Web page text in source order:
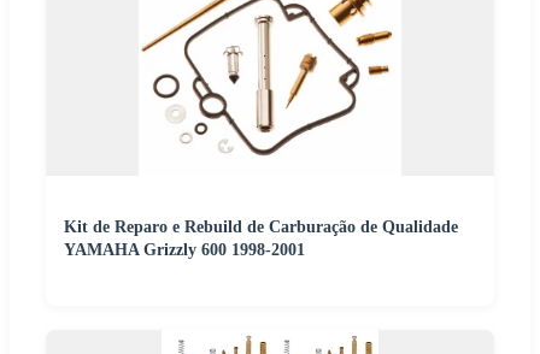
Kit de Reparo e Rebuild de Carburação de Qualidade
YAMAHA Grizzly 600 1998-2001